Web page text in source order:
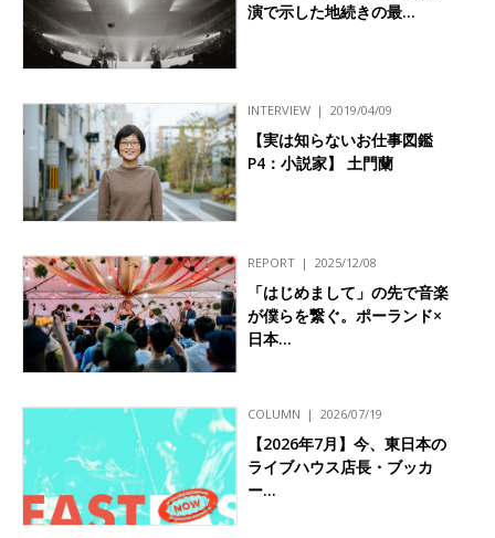
演で示した地続きの最…
INTERVIEW 2019/04/09
【実は知らないお仕事図鑑
P4：小説家】 土門蘭
REPORT 2025/12/08
「はじめまして」の先で音楽
が僕らを繋ぐ。ポーランド×
日本…
COLUMN 2026/07/19
【2026年7月】今、東日本の
ライブハウス店長・ブッカ
ー…